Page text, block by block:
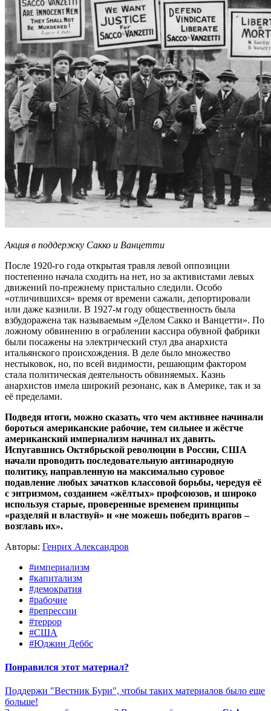
Акция в поддержку Сакко и Ванцетти
После 1920-го года открытая травля левой оппозиции
постепенно начала сходить на нет, но за активистами левых
движений по-прежнему пристально следили. Особо
«отличившихся» время от времени сажали, депортировали
или даже казнили. В 1927-м году общественность была
взбудоражена так называемым «Делом Сакко и Ванцетти». По
ложному обвинению в ограблении кассира обувной фабрики
были посажены на электрический стул два анархиста
итальянского происхождения. В деле было множество
нестыковок, но, по всей видимости, решающим фактором
стала политическая деятельность обвиняемых. Казнь
анархистов имела широкий резонанс, как в Америке, так и за
её пределами.
Подведя итоги, можно сказать, что чем активнее начинали
бороться американские рабочие, тем сильнее и жёстче
американский империализм начинал их давить.
Испугавшись Октябрьской революции в России, США
начали проводить последовательную антинародную
политику, направленную на максимально суровое
подавление любых зачатков классовой борьбы, чередуя её
с энтризмом, созданием «жёлтых» профсоюзов, и широко
используя старые, проверенные временем принципы
«разделяй и властвуй» и «не можешь победить врагов –
возглавь их».
Авторы: Генрих Александров
#империализм
#капитализм
#демократия
#рабочие
#репрессии
#террор
#США
#Юджин Деббс
Понравился этот материал?
Поддержи "Вестник Бури", чтобы таких материалов было еще
больше!